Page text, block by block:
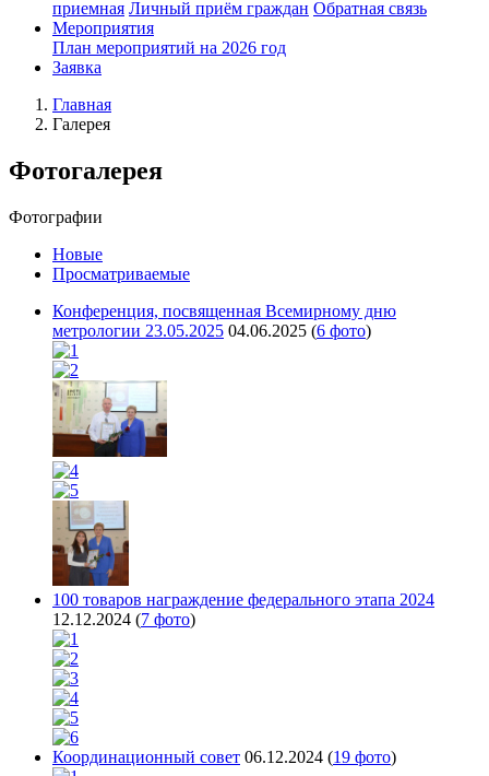
приемная Личный приём граждан Обратная связь
Мероприятия
План мероприятий на 2026 год
Заявка
Главная
Галерея
Фотогалерея
Фотографии
Новые
Просматриваемые
Конференция, посвященная Всемирному дню
метрологии 23.05.2025 04.06.2025 (6 фото)
100 товаров награждение федерального этапа 2024
12.12.2024 (7 фото)
Координационный совет 06.12.2024 (19 фото)